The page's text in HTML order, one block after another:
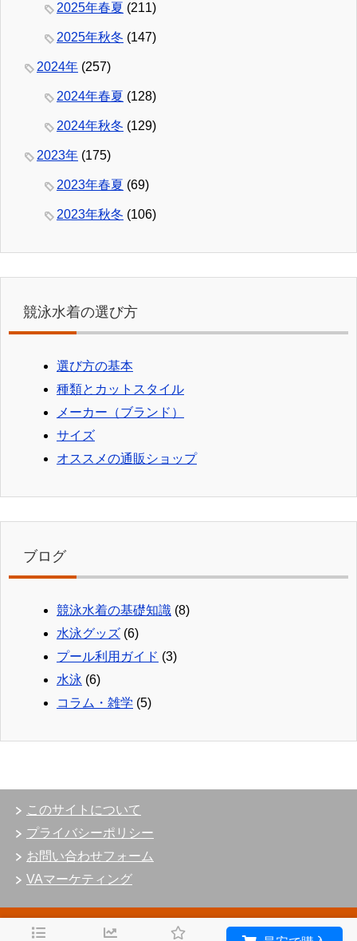
2025年春夏 (211)
2025年秋冬 (147)
2024年 (257)
2024年春夏 (128)
2024年秋冬 (129)
2023年 (175)
2023年春夏 (69)
2023年秋冬 (106)
競泳水着の選び方
選び方の基本
種類とカットスタイル
メーカー（ブランド）
サイズ
オススメの通販ショップ
ブログ
競泳水着の基礎知識 (8)
水泳グッズ (6)
プール利用ガイド (3)
水泳 (6)
コラム・雑学 (5)
このサイトについて
プライバシーポリシー
お問い合わせフォーム
VAマーケティング
Copyright © 2005-2026 プライマリーテキスト(Twitter)All Rights